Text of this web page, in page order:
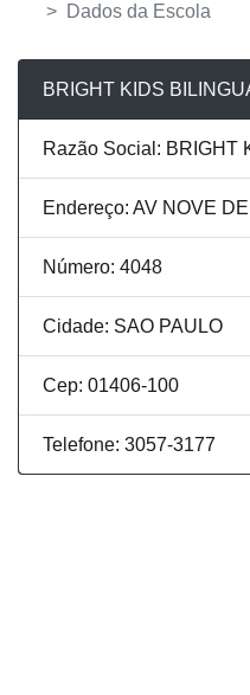
Dados da Escola
BRIGHT KIDS
Razão Social: BRIGHT
Endereço: AV NOVE
Número: 4048
Cidade: SAO PAULO
Cep: 01406-100
Telefone: 3057-3177